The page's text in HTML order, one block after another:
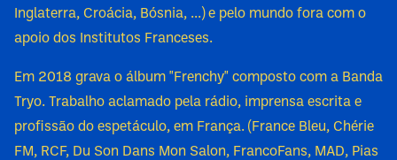
Inglaterra, Croácia, Bósnia, ...) e pelo mundo fora com o
apoio dos Institutos Franceses.
Em 2018 grava o álbum "Frenchy" composto com a Banda
Tryo. Trabalho aclamado pela rádio, imprensa escrita e
profissão do espetáculo, em França. (France Bleu, Chérie
FM, RCF, Du Son Dans Mon Salon, FrancoFans, MAD, Pias